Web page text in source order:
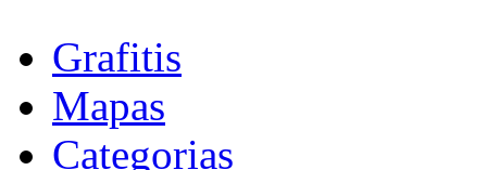
Grafitis
Mapas
Categorias